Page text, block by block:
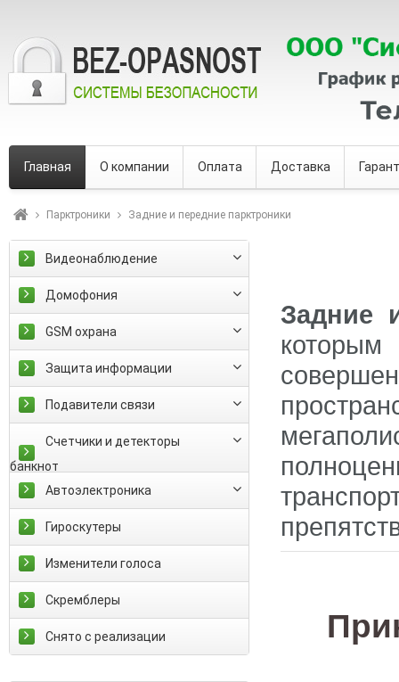
Главная О компании Оплата Доставка
Парктроники Задние и передние парктроники
Видеонаблюдение
Домофония
GSM охрана
Защита информации
Подавители связи
Счетчики и детекторы
банкнот
Автоэлектроника
Гироскутеры
Изменители голоса
Скремблеры
Снято с реализации
Задние